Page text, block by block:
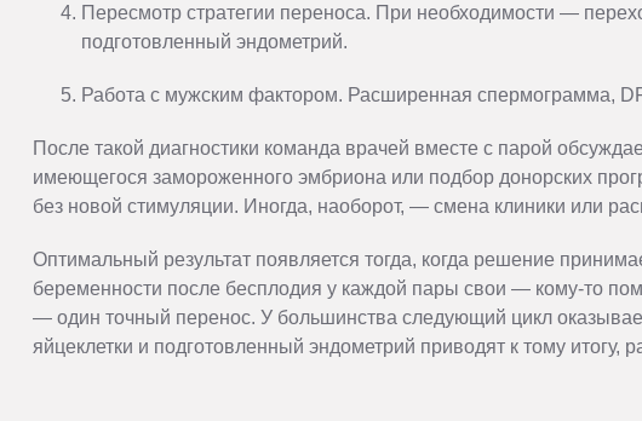
Пересмотр стратегии переноса. При необходимости —
подготовленный эндометрий.
Работа с мужским фактором. Расширенная спермограмма,
После такой диагностики команда врачей вместе с парой
имеющегося замороженного эмбриона или подбор донорских
без новой стимуляции. Иногда, наоборот, — смена клиники или
Оптимальный результат появляется тогда, когда решение
беременности после бесплодия у каждой пары свои — кому-то
— один точный перенос. У большинства следующий цикл
яйцеклетки и подготовленный эндометрий приводят к тому итогу,